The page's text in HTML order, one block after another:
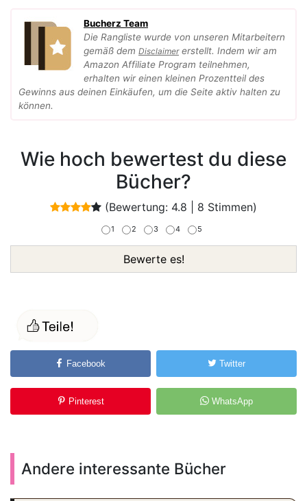
Bucherz Team
Die Rangliste wurde von unseren Mitarbeitern
gemäß dem Disclaimererstellt. Indem wir am
Amazon Affiliate Program teilnehmen,
erhalten wir einen kleinen Prozentteil des
Gewinns aus deinen Einkäufen, um die Seite aktiv halten zu
können.
Wie hoch bewertest du diese
Bücher?
(Bewertung: 4.8 8 Stimmen)
1 2 3 4 5
Bewerte es!
Facebook Twitter
Pinterest WhatsApp
Andere interessante Bücher